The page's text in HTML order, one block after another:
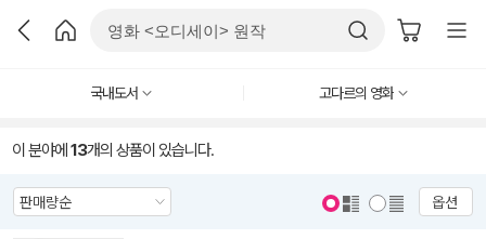
국내도서 고다르의 영화
이 분야에 13개의 상품이 있습니다.
옵션